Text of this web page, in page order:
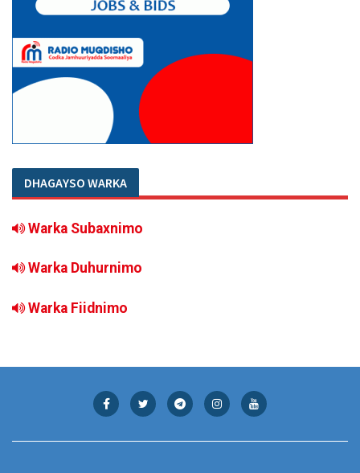
DHAGAYSO WARKA
Warka Subaxnimo
Warka Duhurnimo
Warka Fiidnimo